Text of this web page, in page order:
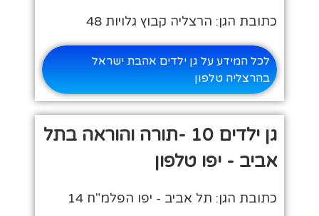
כתובת הגן: הרצליה קבוץ גלויות 48
לכל המידע על גן ילדים אהבת ישראל
בהרצליה טלפון
גן ילדים 10 -תורה והוראה בתל
אביב - יפו טלפון
כתובת הגן: תל אביב - יפו הפלמ"ח 14